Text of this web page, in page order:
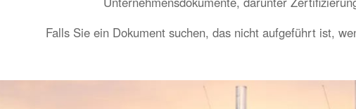
Falls Sie ein Dokument suchen, das nicht aufgeführt ist,